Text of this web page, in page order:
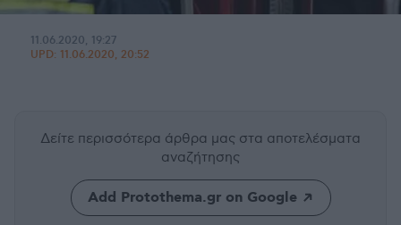
11.06.2020, 19:27
UPD: 11.06.2020, 20:52
Δείτε περισσότερα άρθρα μας στα αποτελέσματα
αναζήτησης
Add Protothema.gr on Google